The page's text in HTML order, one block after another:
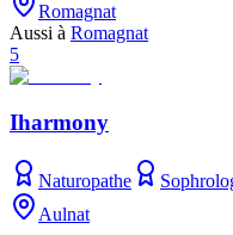
Romagnat
Aussi à Romagnat
5
Iharmony
Naturopathe
Aulnat